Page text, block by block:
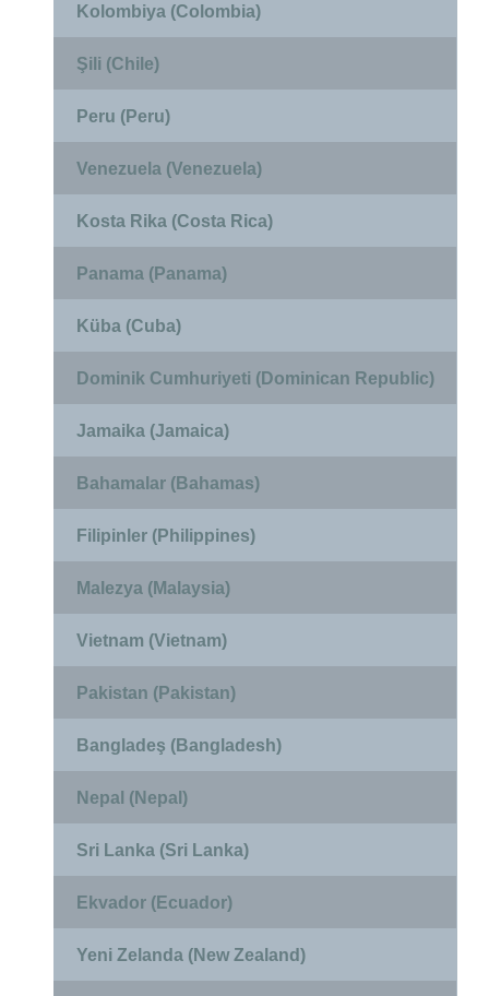
Kolombiya (Colombia)
Şili (Chile)
Peru (Peru)
Venezuela (Venezuela)
Kosta Rika (Costa Rica)
Panama (Panama)
Küba (Cuba)
Dominik Cumhuriyeti (Dominican Republic)
Jamaika (Jamaica)
Bahamalar (Bahamas)
Filipinler (Philippines)
Malezya (Malaysia)
Vietnam (Vietnam)
Pakistan (Pakistan)
Bangladeş (Bangladesh)
Nepal (Nepal)
Sri Lanka (Sri Lanka)
Ekvador (Ecuador)
Yeni Zelanda (New Zealand)